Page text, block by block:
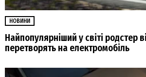
НОВИНИ
Найпопулярніший у світі родстер
перетворять на електромобіль